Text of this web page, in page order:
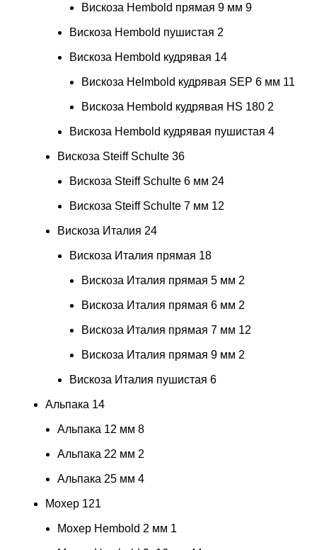
Вискоза Hembold прямая 9 мм 9
Вискоза Hembold пушистая 2
Вискоза Hembold кудрявая 14
Вискоза Helmbold кудрявая SEP 6 мм 11
Вискоза Hembold кудрявая HS 180 2
Вискоза Hembold кудрявая пушистая 4
Вискоза Steiff Schulte 36
Вискоза Steiff Schulte 6 мм 24
Вискоза Steiff Schulte 7 мм 12
Вискоза Италия 24
Вискоза Италия прямая 18
Вискоза Италия прямая 5 мм 2
Вискоза Италия прямая 6 мм 2
Вискоза Италия прямая 7 мм 12
Вискоза Италия прямая 9 мм 2
Вискоза Италия пушистая 6
Альпака 14
Альпака 12 мм 8
Альпака 22 мм 2
Альпака 25 мм 4
Мохер 121
Мохер Hembold 2 мм 1